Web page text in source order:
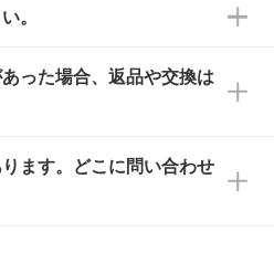
り方に関する詳細は、
トレース/調整してほ
手書きのイラスト、写真
クターデータに変換し
色に変換してほしい
確認し、印刷色をご提
イビーなど濃色の場合は
おすすめしておりま
淡色の場合、印刷をく
ときは濃い印刷色が、柔
きは淡い印刷色が映え
。
18:00で、土日祝日はお
見積・お問い合わせ
す。
った場合、返品や交換は
ますが、至急担当スタッ
商品の状況を確認し、
ます。どこに問い合わせ